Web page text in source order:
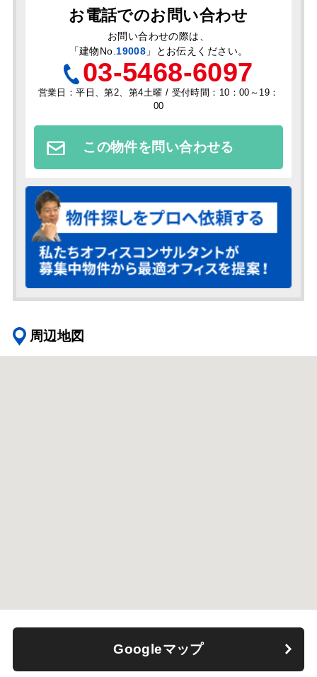
お電話でのお問い合わせ
お問い合わせの際は、
「建物No. 19008 」とお伝えください。
03-5468-6097
営業日：平日、第2、第4土曜 / 受付時間：10：00～19：
00
この物件を問い合わせる
周辺地図
Googleマップ